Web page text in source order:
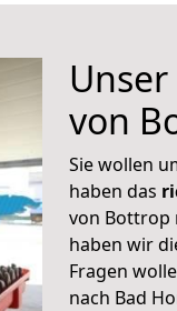
von
Sie wollen
haben das
von Bottrop
haben wir
Fragen
nach Bad